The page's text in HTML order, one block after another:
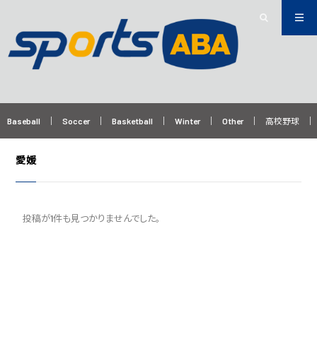
Baseball Soccer Basketball Winter Other 高校野球
愛媛
投稿が1件も見つかりませんでした。